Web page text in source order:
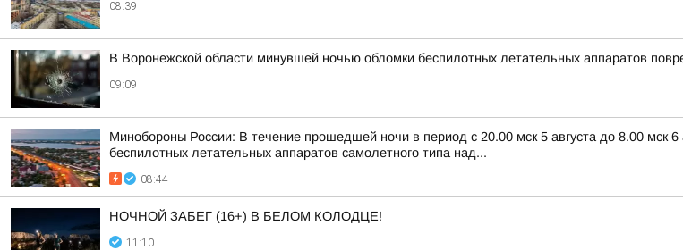
08:39
В Воронежской области минувшей ночью обломки беспилотных летательных аппаратов
09:09
Минобороны России: В течение прошедшей ночи в период с 20.00 мск 5 августа до 8.00 мск
беспилотных летательных аппаратов самолетного типа над...
08:44
НОЧНОЙ ЗАБЕГ (16+) В БЕЛОМ КОЛОДЦЕ!
11:10